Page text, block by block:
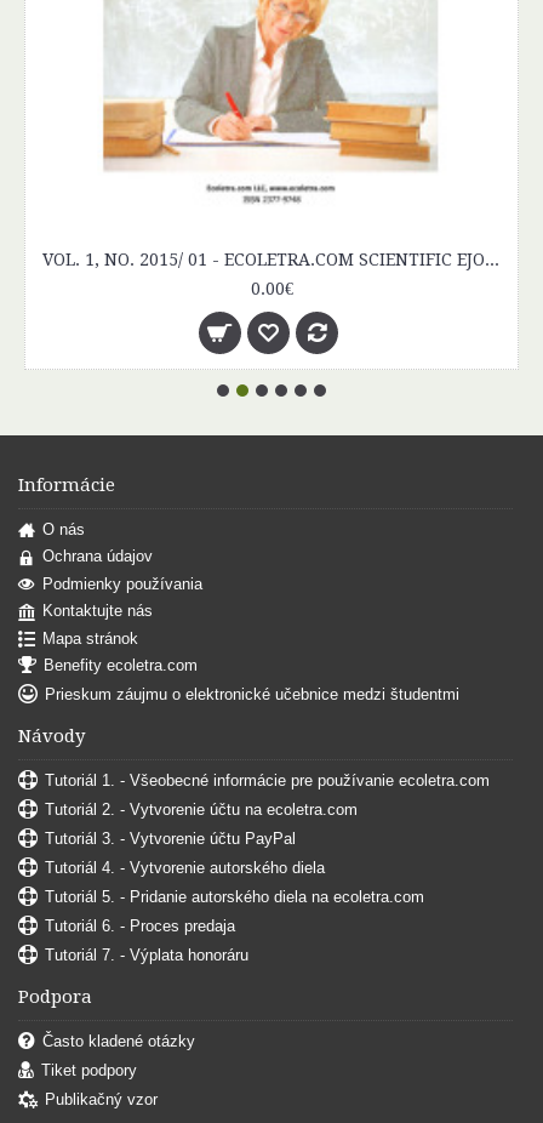
VOL. 1, NO. 2015/ 01 - ECOLETRA.COM SCIENTIFIC EJOURNAL
Informácie
O nás
Ochrana údajov
Podmienky používania
Kontaktujte nás
Mapa stránok
Benefity ecoletra.com
Prieskum záujmu o elektronické učebnice medzi študentmi
Návody
Tutoriál 1. - Všeobecné informácie pre používanie ecoletra.com
Tutoriál 2. - Vytvorenie účtu na ecoletra.com
Tutoriál 3. - Vytvorenie účtu PayPal
Tutoriál 4. - Vytvorenie autorského diela
Tutoriál 5. - Pridanie autorského diela na ecoletra.com
Tutoriál 6. - Proces predaja
Tutoriál 7. - Výplata honoráru
Podpora
Často kladené otázky
Tiket podpory
Publikačný vzor